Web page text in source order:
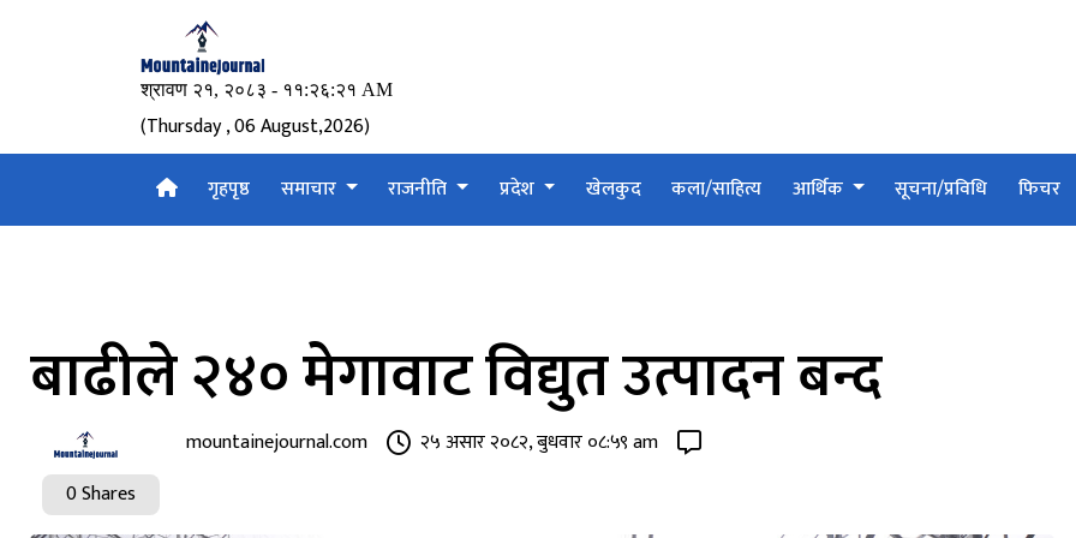
(Thursday , 06 August,2026)
गृहपृष्ठ
समाचार राजनीति प्रदेश खेलकुद कला/साहित्य आर्थिक सूचना/प्रविधि फिचर
बाढीले २४० मेगावाट विद्युत उत्पादन बन्द
mountainejournal.com
२५ असार २०८२, बुधवार ०८:५९ am
0 Shares